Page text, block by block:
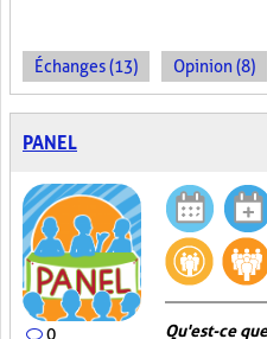
Échanges (13) Opinion (8)
PANEL
0
Qu'est-ce